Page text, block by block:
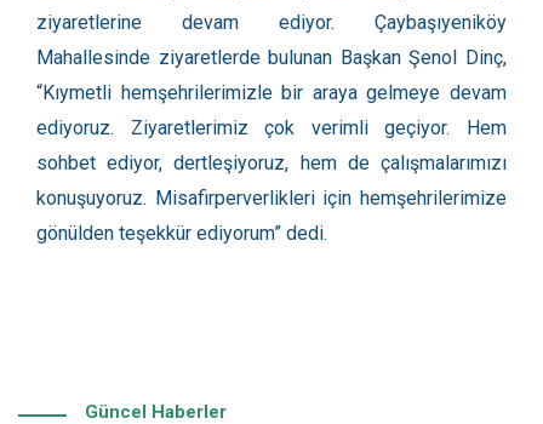
ziyaretlerine devam ediyor. Çaybaşıyeniköy
Mahallesinde ziyaretlerde bulunan Başkan Şenol Dinç,
“Kıymetli hemşehrilerimizle bir araya gelmeye devam
ediyoruz. Ziyaretlerimiz çok verimli geçiyor. Hem
sohbet ediyor, dertleşiyoruz, hem de çalışmalarımızı
konuşuyoruz. Misafirperverlikleri için hemşehrilerimize
gönülden teşekkür ediyorum” dedi.
Güncel Haberler